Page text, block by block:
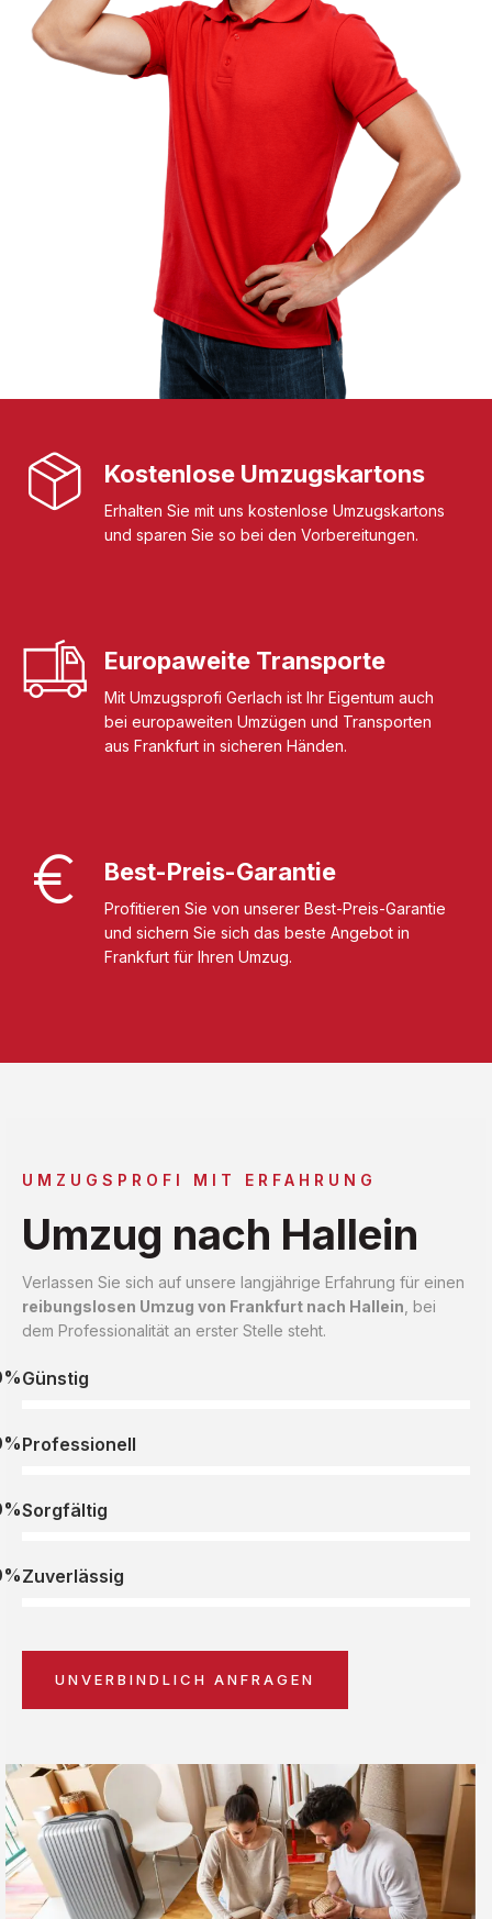
Kostenlose Umzugskartons
Erhalten Sie mit uns kostenlose Umzugskartons
und sparen Sie so bei den Vorbereitungen.
Europaweite Transporte
Mit Umzugsprofi Gerlach ist Ihr Eigentum auch
bei europaweiten Umzügen und Transporten
aus Frankfurt in sicheren Händen.
Best-Preis-Garantie
Profitieren Sie von unserer Best-Preis-Garantie
und sichern Sie sich das beste Angebot in
Frankfurt für Ihren Umzug.
UMZUGSPROFI MIT ERFAHRUNG
Umzug nach Hallein
Verlassen Sie sich auf unsere langjährige Erfahrung für einen
reibungslosen Umzug von Frankfurt nach Hallein , bei
dem Professionalität an erster Stelle steht.
Günstig
Professionell
Sorgfältig
Zuverlässig
UNVERBINDLICH ANFRAGEN